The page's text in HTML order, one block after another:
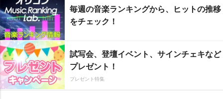
毎週の音楽ランキングから、ヒットの推移
をチェック！
試写会、登壇イベント、サインチェキなど
プレゼント！
プレゼント特集